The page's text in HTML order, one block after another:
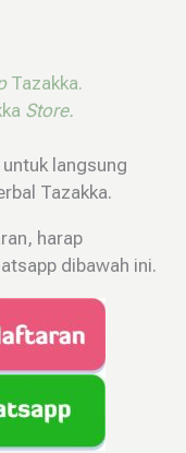
Tazakka.
Store.
langsung
Tazakka.
harap
dibawah ini.